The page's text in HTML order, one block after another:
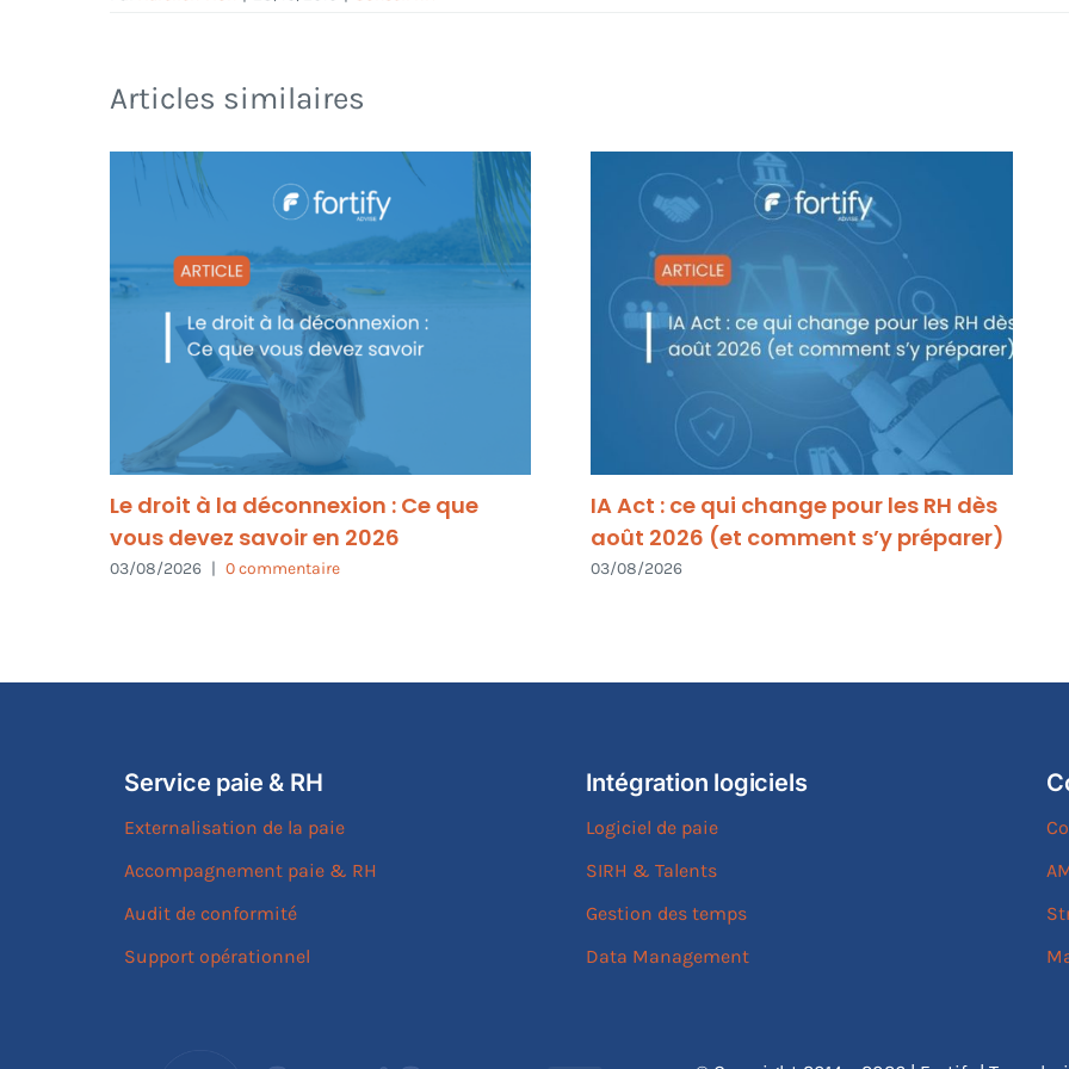
Articles similaires
Le droit à la déconnexion : Ce que
vous devez savoir en 2026
03/08/2026 0 commentaire
IA Act : ce qui change pour les RH dès
août 2026 (et comment s’y préparer)
03/08/2026
Service paie & RH
Externalisation de la paie
Accompagnement paie & RH
Audit de conformité
Support opérationnel
Intégration logiciels
Logiciel de paie
SIRH & Talents
Gestion des temps
Data Management